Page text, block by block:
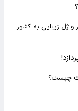
ژل زیبایی به کشور
چیست؟